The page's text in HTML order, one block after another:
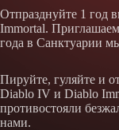
Отпразднуйте 1 год
Immortal.
года в Санктуарии
Пируйте, гуляйте и
Diablo IV и Diablo
противостояли
нами.